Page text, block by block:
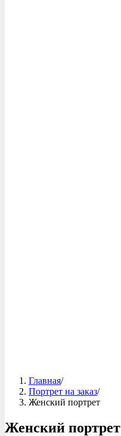
Главная/
Портрет на заказ/
Женский портрет
Женский портрет